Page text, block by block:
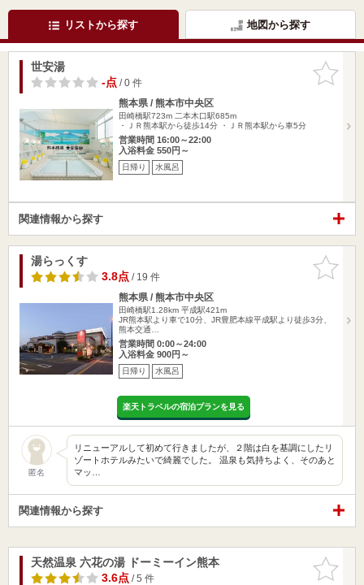
リストから探す 地図から探す
お気に入
りに追加
世安湯
-点/ 0 件
熊本県 / 熊本市中央区
田崎橋駅723m 二本木口駅685m
・ＪＲ熊本駅から徒歩14分 ・ＪＲ熊本駅から車5分
営業時間 16:00～22:00
入浴料金 550円～
日帰り 水風呂
関連情報から探す
お気に入
りに追加
湯らっくす
3.8点/ 19 件
熊本県 / 熊本市中央区
田崎橋駅1.28km 平成駅421m
JR熊本駅より車で10分、JR豊肥本線平成駅より徒歩3分、
熊本交通…
営業時間 0:00～24:00
入浴料金 900円～
日帰り 水風呂
楽天トラベルの宿泊プランを見る
匿名
リニューアルして初めて行きましたが、２階は白を基調にしたリ
ゾートホテルみたいで綺麗でした。 温泉も気持ちよく、そのあと
マッ…
関連情報から探す
お気に入
りに追加
天然温泉 六花の湯 ドーミーイン熊本
3.6点/ 5 件